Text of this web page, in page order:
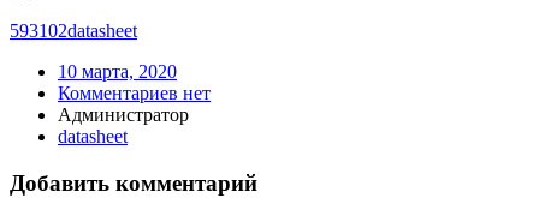
593102datasheet
10 марта, 2020
Комментариев нет
Администратор
datasheet
Добавить комментарий